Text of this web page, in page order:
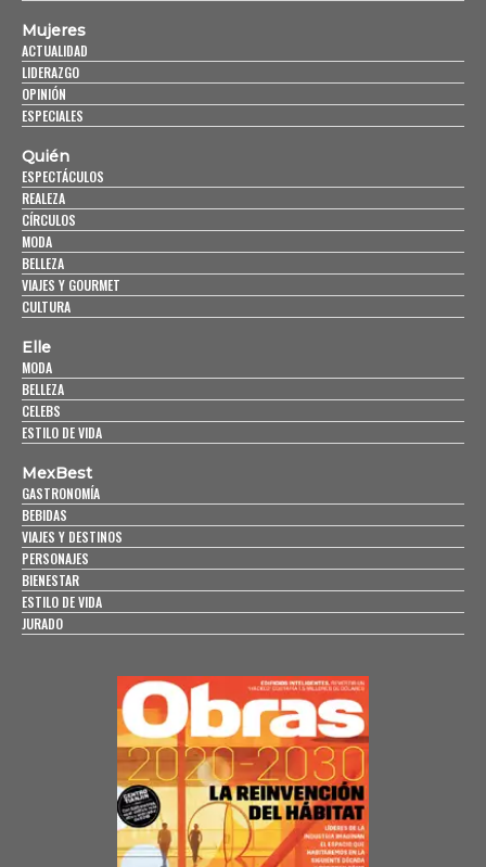
Mujeres
ACTUALIDAD
LIDERAZGO
OPINIÓN
ESPECIALES
Quién
ESPECTÁCULOS
REALEZA
CÍRCULOS
MODA
BELLEZA
VIAJES Y GOURMET
CULTURA
Elle
MODA
BELLEZA
CELEBS
ESTILO DE VIDA
MexBest
GASTRONOMÍA
BEBIDAS
VIAJES Y DESTINOS
PERSONAJES
BIENESTAR
ESTILO DE VIDA
JURADO